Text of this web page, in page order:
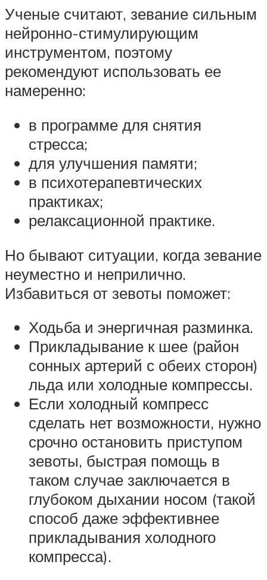
Ученые считают, зевание сильным
нейронно-стимулирующим
инструментом, поэтому
рекомендуют использовать ее
намеренно:
в программе для снятия
стресса;
для улучшения памяти;
в психотерапевтических
практиках;
релаксационной практике.
Но бывают ситуации, когда зевание
неуместно и неприлично.
Избавиться от зевоты поможет:
Ходьба и энергичная разминка.
Прикладывание к шее (район
сонных артерий с обеих сторон)
льда или холодные компрессы.
Если холодный компресс
сделать нет возможности, нужно
срочно остановить приступом
зевоты, быстрая помощь в
таком случае заключается в
глубоком дыхании носом (такой
способ даже эффективнее
прикладывания холодного
компресса).